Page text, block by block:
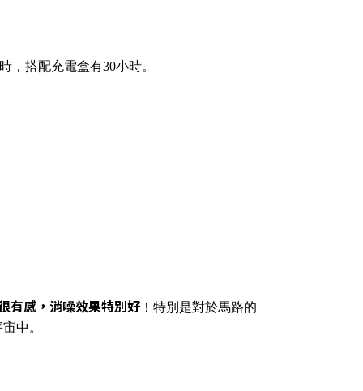
，搭配充電盒有30小時。
有感，消噪效果特別好！特別是對於馬路的
中。